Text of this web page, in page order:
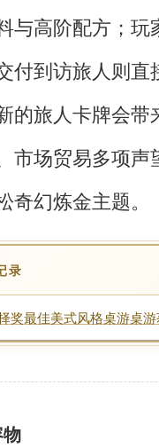
高阶配方；
到访旅人则
旅人卡牌会
场贸易多项声
幻炼金主题。
录
奖最佳美式风格桌游桌游